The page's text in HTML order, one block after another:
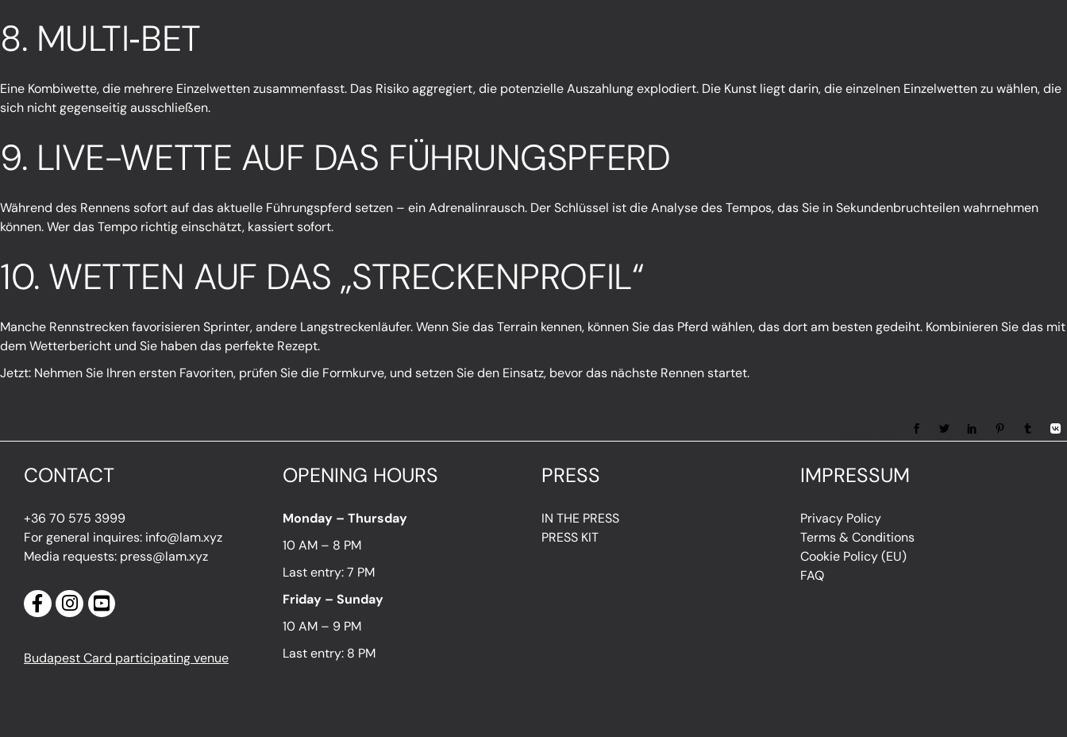
8. MULTI‑BET
Eine Kombiwette, die mehrere Einzelwetten zusammenfasst. Das Risiko aggregiert, die potenzielle Auszahlung explodiert. Die Kunst liegt darin, die einzelnen Einzelwetten zu wählen, die
sich nicht gegenseitig ausschließen.
9. LIVE-WETTE AUF DAS FÜHRUNGSPFERD
Während des Rennens sofort auf das aktuelle Führungspferd setzen – ein Adrenalinrausch. Der Schlüssel ist die Analyse des Tempos, das Sie in Sekundenbruchteilen wahrnehmen
können. Wer das Tempo richtig einschätzt, kassiert sofort.
10. WETTEN AUF DAS „STRECKENPROFIL“
Manche Rennstrecken favorisieren Sprinter, andere Langstreckenläufer. Wenn Sie das Terrain kennen, können Sie das Pferd wählen, das dort am besten gedeiht. Kombinieren Sie das mit
dem Wetterbericht und Sie haben das perfekte Rezept.
Jetzt: Nehmen Sie Ihren ersten Favoriten, prüfen Sie die Formkurve, und setzen Sie den Einsatz, bevor das nächste Rennen startet.
CONTACT
+36 70 575 3999
For general inquires: info@lam.xyz
Media requests: press@lam.xyz
Budapest Card participating venue
OPENING HOURS
Monday – Thursday
10 AM – 8 PM
Last entry: 7 PM
Friday – Sunday
10 AM – 9 PM
Last entry: 8 PM
PRESS
IN THE PRESS
PRESS KIT
IMPRESSUM
Privacy Policy
Terms & Conditions
Cookie Policy (EU)
FAQ